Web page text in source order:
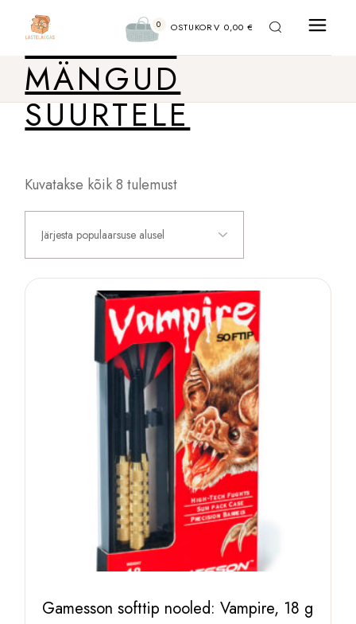
0 OSTUKORV 0,00€
TUBASED
MÄNGUD
SUURTELE
Kuvatakse kõik 8 tulemustSorteeritud
järgi
Järjesta populaarsuse alusel
Gamesson softtip nooled: Vampire, 18 g